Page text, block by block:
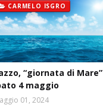
CARMELO ISGRO
“giornata di Mare”
4 maggio
01, 2024